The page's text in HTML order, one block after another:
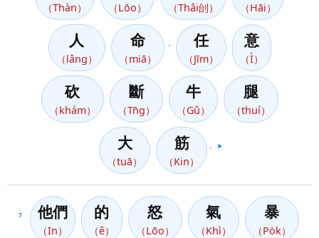
（Thàn） （Lōo） （Thâi刣） （Hāi）
人
（lâng）
命
（miā）
任
（Jīm）
意
（Ì）
砍
（khám）
斷
（Tn̄g）
牛
（Gû）
腿
（thuí）
大
（tuā）
筋
（Kin）
▶️
7 他們
（In）
的
（ê）
怒
（Lōo）
氣
（Khì）
暴
（Po̍k）